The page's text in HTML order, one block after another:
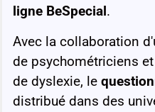
ligne BeSpecial.
Avec la collaboration
de psychométriciens
de dyslexie, le
distribué dans des